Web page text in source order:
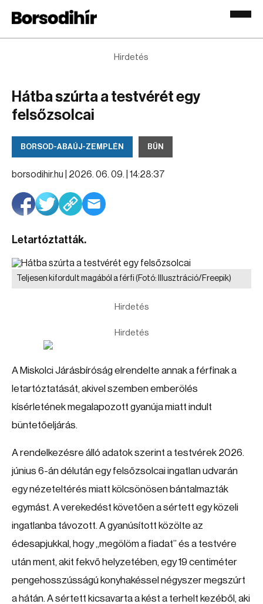
Hirdetés
Hátba szúrta a testvérét egy
felsőzsolcai
BORSOD-ABAÚJ-ZEMPLÉN BŰN
borsodihir.hu | 2026. 06. 09. | 14:28:37
Letartóztatták.
Teljesen kifordult magából a férfi (Fotó: Illusztráció/Freepik)
Hirdetés
Hirdetés
A Miskolci Járásbíróság elrendelte annak a férfinak a
letartóztatását, akivel szemben emberölés
kísérletének megalapozott gyanúja miatt indult
büntetőeljárás.
A rendelkezésre álló adatok szerint a testvérek 2026.
június 6-án délután egy felsőzsolcai ingatlan udvarán
egy nézeteltérés miatt kölcsönösen bántalmazták
egymást. A verekedést követően a sértett egy közeli
ingatlanba távozott. A gyanúsított közölte az
édesapjukkal, hogy „megölöm a fiadat” és a testvére
után ment, akit fekvő helyzetében, egy 19 centiméter
pengehosszússágú konyhakéssel négyszer megszúrt
a hátán. A sértett kicsavarta a kést a terhelt kezéből, aki